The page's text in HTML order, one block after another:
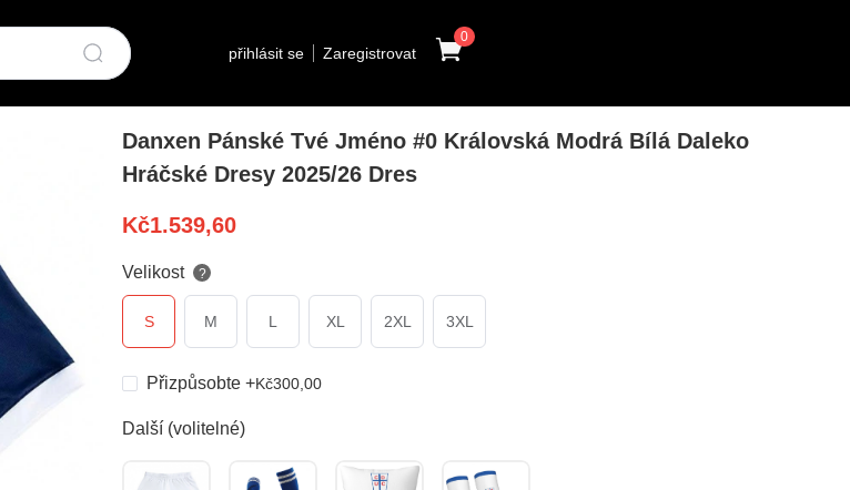
přihlásit se Zaregistrovat
0
Danxen Pánské Tvé Jméno #0 Královská Modrá Bílá Daleko
Hráčské Dresy 2025/26 Dres
Kč1.539,60
Velikost ?
S M L XL 2XL 3XL
Přizpůsobte +Kč300,00
Další (volitelné)